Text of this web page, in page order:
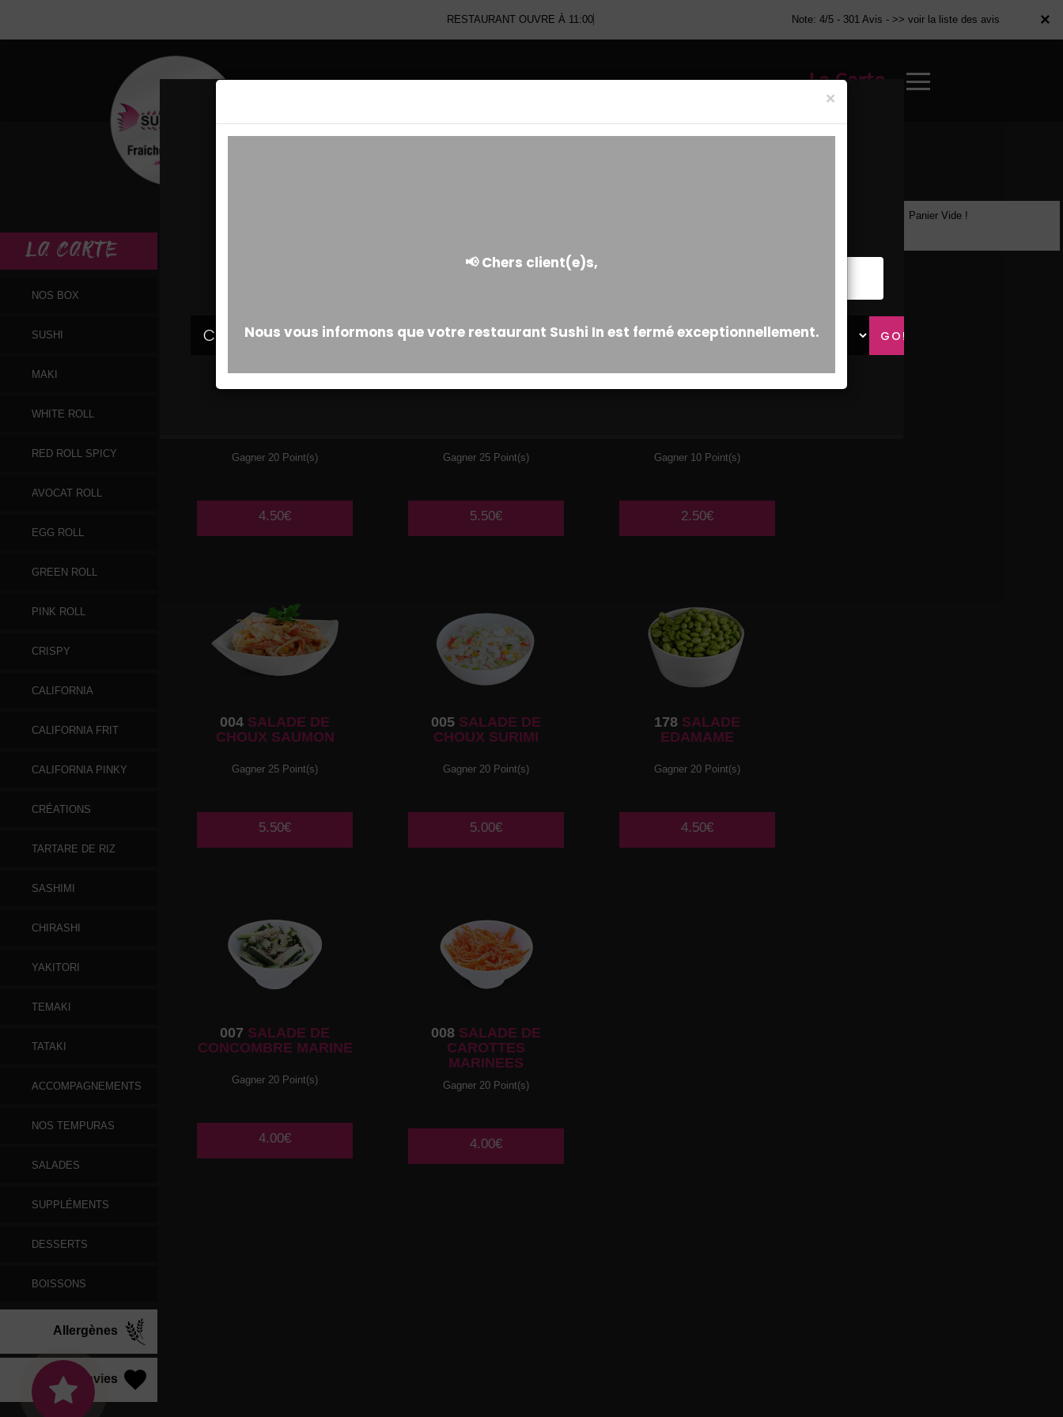
×
RESTAURANT OUVRE À 11:00 Note: 4/5 - 301 Avis - >> voir la liste des avis
La Carte
×
LA CARTE
NOS BOX
SUSHI
MAKI
WHITE ROLL
RED ROLL SPICY
AVOCAT ROLL
EGG ROLL
GREEN ROLL
PINK ROLL
CRISPY
CALIFORNIA
CALIFORNIA FRIT
CALIFORNIA PINKY
CRÉATIONS
TARTARE DE RIZ
SASHIMI
CHIRASHI
YAKITORI
TEMAKI
TATAKI
ACCOMPAGNEMENTS
NOS TEMPURAS
SALADES
SUPPLÉMENTS
DESSERTS
BOISSONS
Allergènes
Vos Envies
Gagner 20 Point(s)
4.50€
Gagner 25 Point(s)
5.50€
Gagner 10 Point(s)
2.50€
004 SALADE DE
CHOUX SAUMON
Gagner 25 Point(s)
5.50€
005 SALADE DE
CHOUX SURIMI
Gagner 20 Point(s)
5.00€
178 SALADE
EDAMAME
Gagner 20 Point(s)
4.50€
007 SALADE DE
CONCOMBRE MARINE
Gagner 20 Point(s)
4.00€
008 SALADE DE
CAROTTES
MARINEES
Gagner 20 Point(s)
4.00€
Panier Vide !
×